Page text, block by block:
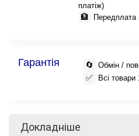
платіж)
🏦 Передплата
Гарантія 🔄 Обмін /
✅ Всі товари
Докладніше